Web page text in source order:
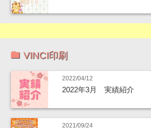
VINCI印刷
2022/04/12
2022年3月 実績紹介
2021/09/24